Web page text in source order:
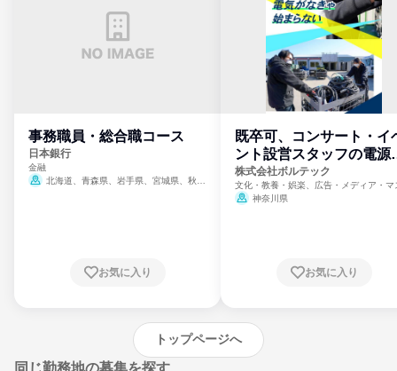
事務職員・総合職コース
日本銀行
金融
北海道、青森県、岩手県、宮城県、秋田
崎県、熊本県、大分県、宮崎県、鹿児島県、
お気に入り
既卒可、コンサート・イ
ント設営スタッフの電源
門
株式会社ボルテック
文化・教養・娯楽、広告・メディア・マ
ミ、電力・ガス・水道・エネルギー
神奈川県
お気に入り
トップページへ
同じ勤務地の募集を探す